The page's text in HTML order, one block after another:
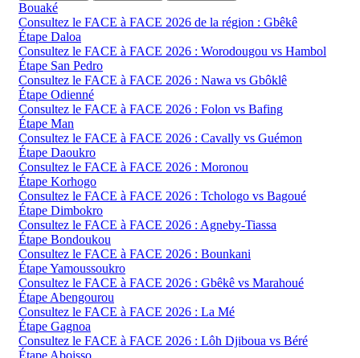
Bouaké
Consultez le FACE à FACE 2026 de la région : Gbêkê
Étape Daloa
Consultez le FACE à FACE 2026 : Worodougou vs Hambol
Étape San Pedro
Consultez le FACE à FACE 2026 : Nawa vs Gbôklê
Étape Odienné
Consultez le FACE à FACE 2026 : Folon vs Bafing
Étape Man
Consultez le FACE à FACE 2026 : Cavally vs Guémon
Étape Daoukro
Consultez le FACE à FACE 2026 : Moronou
Étape Korhogo
Consultez le FACE à FACE 2026 : Tchologo vs Bagoué
Étape Dimbokro
Consultez le FACE à FACE 2026 : Agneby-Tiassa
Étape Bondoukou
Consultez le FACE à FACE 2026 : Bounkani
Étape Yamoussoukro
Consultez le FACE à FACE 2026 : Gbêkê vs Marahoué
Étape Abengourou
Consultez le FACE à FACE 2026 : La Mé
Étape Gagnoa
Consultez le FACE à FACE 2026 : Lôh Djiboua vs Béré
Étape Aboisso